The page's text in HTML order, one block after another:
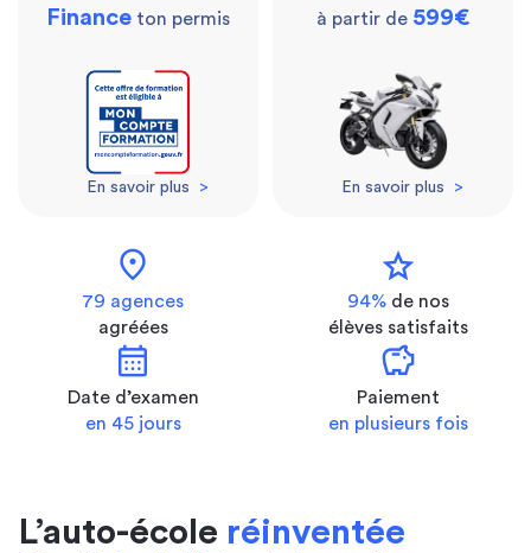
Finance ton permis
En savoir plus >
à partir de 599€
En savoir plus >
location_on
79 agences
agréées
star
94% de nos
élèves satisfaits
calendar_month
Date d’examen
en 45 jours
savings
Paiement
en plusieurs fois
L’auto-école réinventée